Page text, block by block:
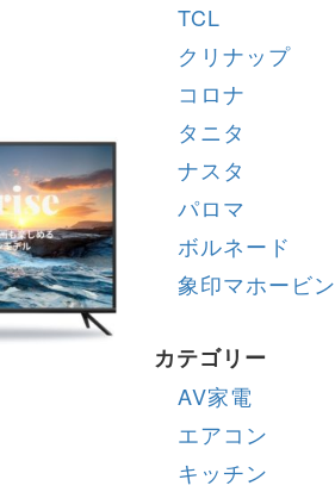
TCL
クリナップ
コロナ
タニタ
ナスタ
パロマ
ボルネード
象印マホービン
カテゴリー
AV家電
エアコン
キッチン